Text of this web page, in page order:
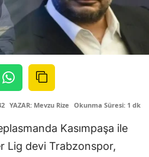
YAZAR: Mevzu Rize Okunma Süresi: 1 dk
Kasımpaşa ile
Lig devi Trabzonspor,